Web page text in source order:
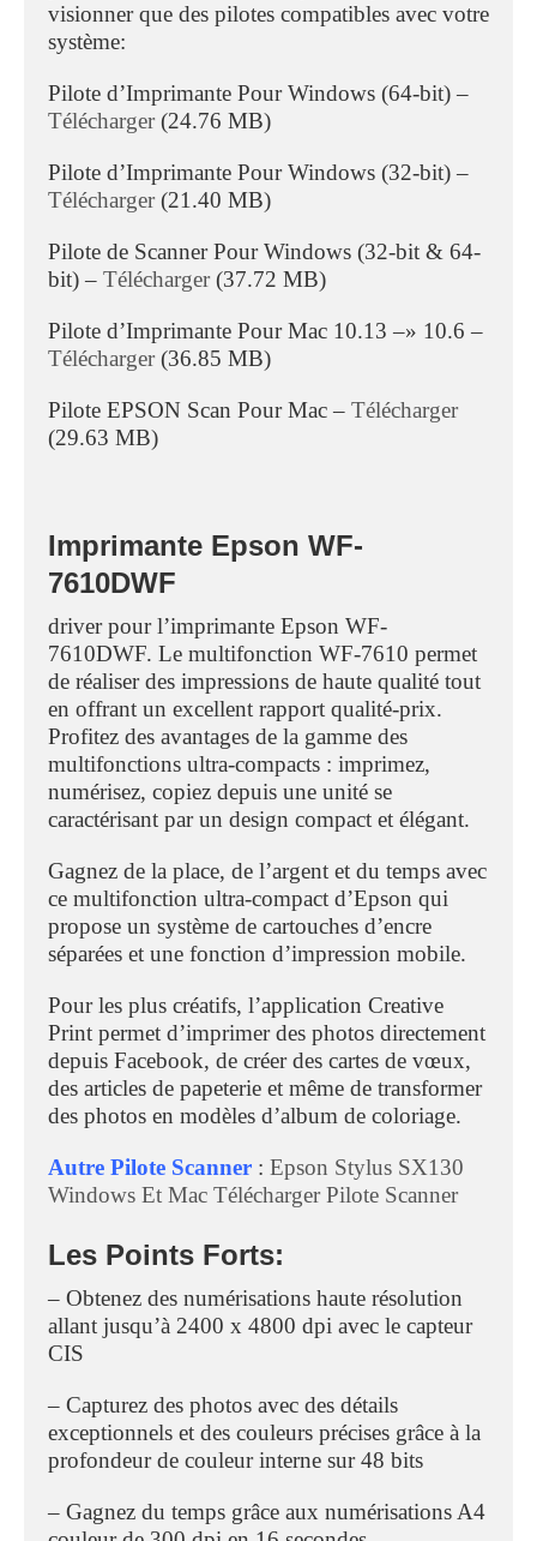
visionner que des pilotes compatibles avec votre
système:
Pilote d’Imprimante Pour Windows (64-bit) –
Télécharger(24.76 MB)
Pilote d’Imprimante Pour Windows (32-bit) –
Télécharger(21.40 MB)
Pilote de Scanner Pour Windows (32-bit & 64-
bit) – Télécharger(37.72 MB)
Pilote d’Imprimante Pour Mac 10.13 –» 10.6 –
Télécharger(36.85 MB)
Pilote EPSON Scan Pour Mac – Télécharger
(29.63 MB)
Imprimante Epson WF-
7610DWF
driver pour l’imprimante Epson WF-
7610DWF. Le multifonction WF-7610 permet
de réaliser des impressions de haute qualité tout
en offrant un excellent rapport qualité-prix.
Profitez des avantages de la gamme des
multifonctions ultra-compacts : imprimez,
numérisez, copiez depuis une unité se
caractérisant par un design compact et élégant.
Gagnez de la place, de l’argent et du temps avec
ce multifonction ultra-compact d’Epson qui
propose un système de cartouches d’encre
séparées et une fonction d’impression mobile.
Pour les plus créatifs, l’application Creative
Print permet d’imprimer des photos directement
depuis Facebook, de créer des cartes de vœux,
des articles de papeterie et même de transformer
des photos en modèles d’album de coloriage.
Autre Pilote Scanner : Epson Stylus SX130
Windows Et Mac Télécharger Pilote Scanner
Les Points Forts:
– Obtenez des numérisations haute résolution
allant jusqu’à 2400 x 4800 dpi avec le capteur
CIS
– Capturez des photos avec des détails
exceptionnels et des couleurs précises grâce à la
profondeur de couleur interne sur 48 bits
– Gagnez du temps grâce aux numérisations A4